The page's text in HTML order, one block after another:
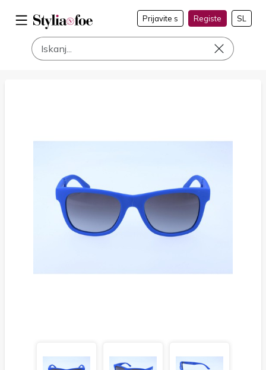
Prijavite s Registe SL